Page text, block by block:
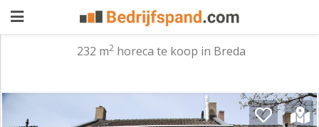
232 m2horeca te koop in Breda